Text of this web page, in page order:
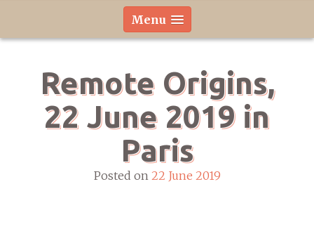
Menu
Remote Origins,
22 June 2019 in
Paris
Posted on 22 June 2019